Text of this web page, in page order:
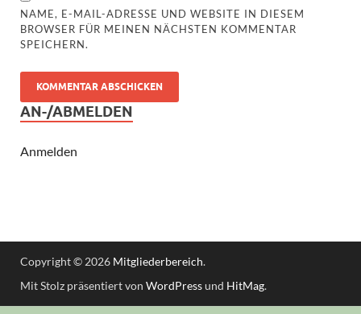
NAME, E-MAIL-ADRESSE UND WEBSITE IN DIESEM
BROWSER FÜR MEINEN NÄCHSTEN KOMMENTAR
SPEICHERN.
AN-/ABMELDEN
Anmelden
Copyright © 2026 Mitgliederbereich.
Mit Stolz präsentiert von WordPressund HitMag.